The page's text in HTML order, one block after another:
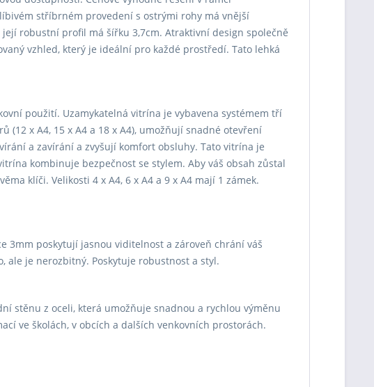
stříbrném provedení s ostrými rohy má vnější
robustní profil má šířku 3,7cm. Atraktivní design společně
vzhled, který je ideální pro každé prostředí. Tato lehká
použití. Uzamykatelná vitrína je vybavena systémem tří
(12 x A4, 15 x A4 a 18 x A4), umožňují snadné otevření
a zavírání a zvyšují komfort obsluhy. Tato vitrína je
kombinuje bezpečnost se stylem. Aby váš obsah zůstal
klíči. Velikosti 4 x A4, 6 x A4 a 9 x A4 mají 1 zámek.
3mm poskytují jasnou viditelnost a zároveň chrání váš
ale je nerozbitný. Poskytuje robustnost a styl.
stěnu z oceli, která umožňuje snadnou a rychlou výměnu
ve školách, v obcích a dalších venkovních prostorách.